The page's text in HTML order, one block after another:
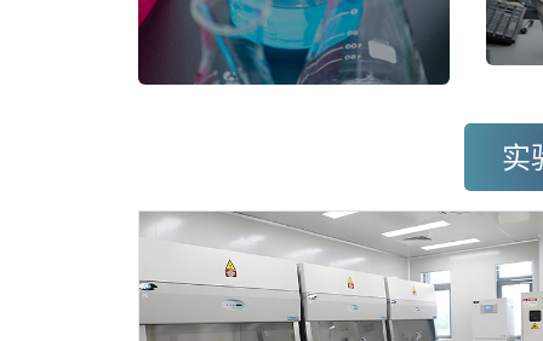
实